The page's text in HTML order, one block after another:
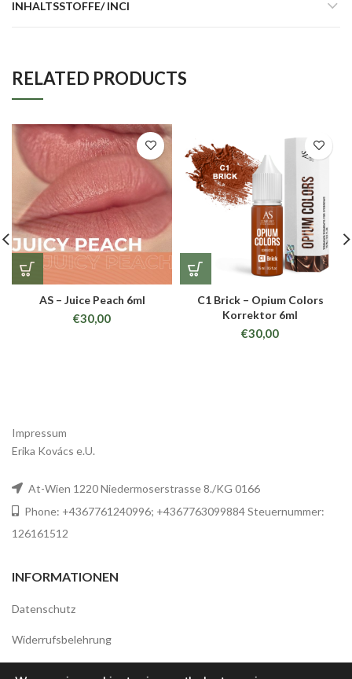
INHALTSSTOFFE/ INCI
RELATED PRODUCTS
AS – Juice Peach 6ml
€30,00
C1 Brick – Opium Colors
Korrektor 6ml
€30,00
Impressum
Erika Kovács e.U.
At-Wien 1220 Niedermoserstrasse 8./KG 0166
Phone: +4367761240996; +4367763099884 Steuernummer:
126161512
INFORMATIONEN
Datenschutz
Widerrufsbelehrung